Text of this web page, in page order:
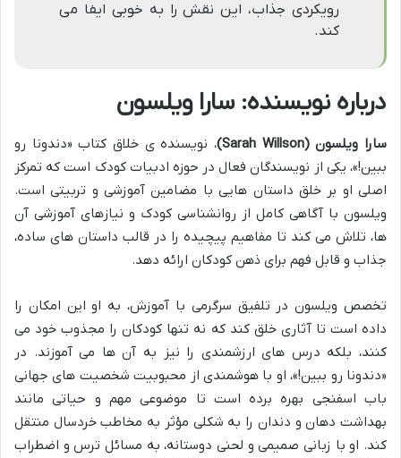
رویکردی جذاب، این نقش را به خوبی ایفا می
کند.
درباره نویسنده: سارا ویلسون
سارا ویلسون (Sarah Willson)
، نویسنده ی خلاق کتاب «دندونا رو
ببین!»، یکی از نویسندگان فعال در حوزه ادبیات کودک است که تمرکز
اصلی او بر خلق داستان هایی با مضامین آموزشی و تربیتی است.
ویلسون با آگاهی کامل از روانشناسی کودک و نیازهای آموزشی آن
ها، تلاش می کند تا مفاهیم پیچیده را در قالب داستان های ساده،
جذاب و قابل فهم برای ذهن کودکان ارائه دهد.
تخصص ویلسون در تلفیق سرگرمی با آموزش، به او این امکان را
داده است تا آثاری خلق کند که نه تنها کودکان را مجذوب خود می
کنند، بلکه درس های ارزشمندی را نیز به آن ها می آموزند. در
«دندونا رو ببین!»، او با هوشمندی از محبوبیت شخصیت های جهانی
باب اسفنجی بهره برده است تا موضوعی مهم و حیاتی مانند
بهداشت دهان و دندان را به شکلی مؤثر به مخاطب خردسال منتقل
کند. او با زبانی صمیمی و لحنی دوستانه، به مسائل ترس و اضطراب